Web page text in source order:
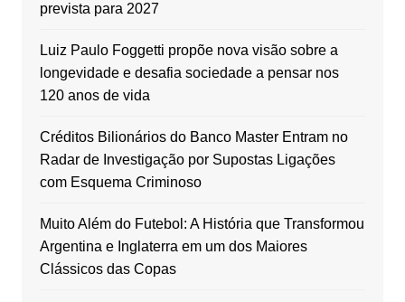
prevista para 2027
Luiz Paulo Foggetti propõe nova visão sobre a
longevidade e desafia sociedade a pensar nos
120 anos de vida
Créditos Bilionários do Banco Master Entram no
Radar de Investigação por Supostas Ligações
com Esquema Criminoso
Muito Além do Futebol: A História que Transformou
Argentina e Inglaterra em um dos Maiores
Clássicos das Copas